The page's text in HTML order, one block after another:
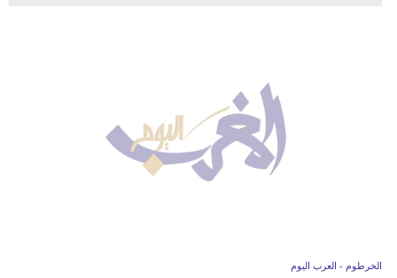
الخرطوم - العرب اليوم